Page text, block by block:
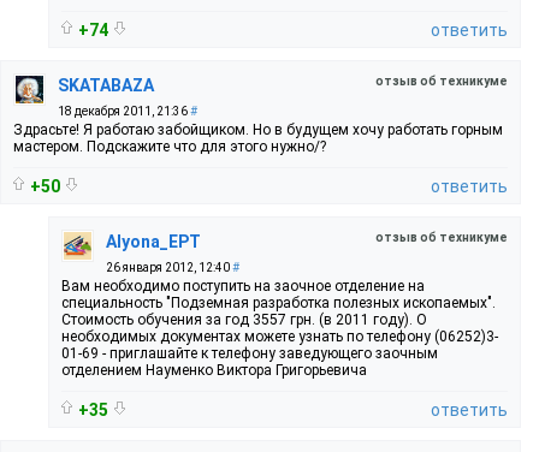
+74 ответить
отзыв об техникуме
SKATABAZA
18 декабря 2011, 21:36#
Здрасьте! Я работаю забойщиком. Но в будущем хочу работать горным
мастером. Подскажите что для этого нужно/?
+50 ответить
отзыв об техникуме
Alyona_EPT
26 января 2012, 12:40#
Вам необходимо поступить на заочное отделение на
специальность "Подземная разработка полезных ископаемых".
Стоимость обучения за год 3557 грн. (в 2011 году). О
необходимых документах можете узнать по телефону (06252)3-
01-69 - приглашайте к телефону заведующего заочным
отделением Науменко Виктора Григорьевича
+35 ответить